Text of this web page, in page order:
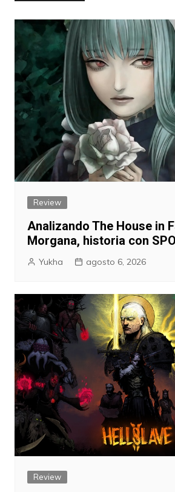
entradas
Review
Analizando The House in
Morgana, historia con
Yukha agosto 6, 2026
Review